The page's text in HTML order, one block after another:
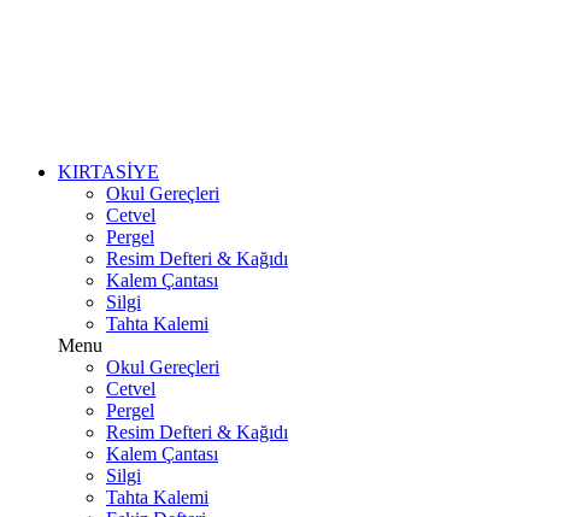
KIRTASİYE
Okul Gereçleri
Cetvel
Pergel
Resim Defteri & Kağıdı
Kalem Çantası
Silgi
Tahta Kalemi
Menu
Okul Gereçleri
Cetvel
Pergel
Resim Defteri & Kağıdı
Kalem Çantası
Silgi
Tahta Kalemi